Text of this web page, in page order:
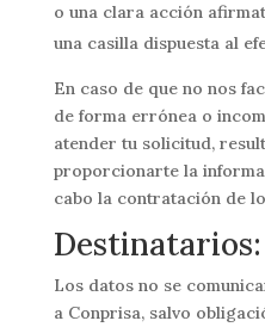
o una clara acción
una casilla dispuesta al
En caso de que no nos
de forma errónea o
atender tu solicitud,
proporcionarte la
cabo la contratación de
Destinatarios:
Los datos no se
a Conprisa, salvo